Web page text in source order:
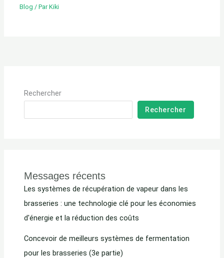
Blog / ParKiki
Rechercher
Rechercher
Messages récents
Les systèmes de récupération de vapeur dans les
brasseries : une technologie clé pour les économies
d'énergie et la réduction des coûts
Concevoir de meilleurs systèmes de fermentation
pour les brasseries (3e partie)